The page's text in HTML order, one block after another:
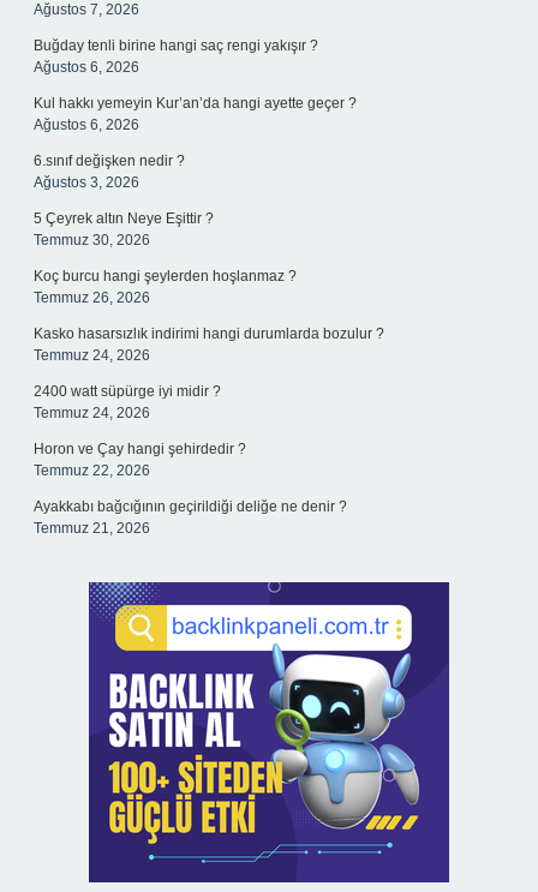
Ağustos 7, 2026
Buğday tenli birine hangi saç rengi yakışır ?
Ağustos 6, 2026
Kul hakkı yemeyin Kur’an’da hangi ayette geçer ?
Ağustos 6, 2026
6.sınıf değişken nedir ?
Ağustos 3, 2026
5 Çeyrek altın Neye Eşittir ?
Temmuz 30, 2026
Koç burcu hangi şeylerden hoşlanmaz ?
Temmuz 26, 2026
Kasko hasarsızlık indirimi hangi durumlarda bozulur ?
Temmuz 24, 2026
2400 watt süpürge iyi midir ?
Temmuz 24, 2026
Horon ve Çay hangi şehirdedir ?
Temmuz 22, 2026
Ayakkabı bağcığının geçirildiği deliğe ne denir ?
Temmuz 21, 2026